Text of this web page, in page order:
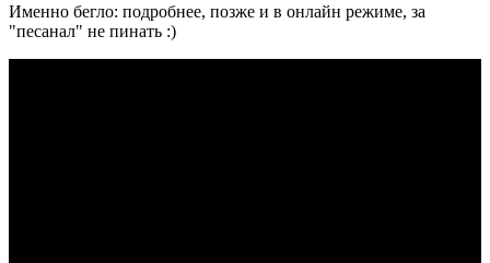
Именно бегло: подробнее, позже и в онлайн режиме, за
"песанал" не пинать :)